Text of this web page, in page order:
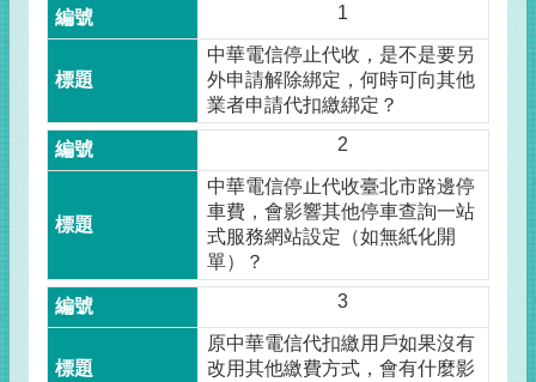
1
中華電信停止代收，是不是要另
外申請解除綁定，何時可向其他
業者申請代扣繳綁定？
2
中華電信停止代收臺北市路邊停
車費，會影響其他停車查詢一站
式服務網站設定（如無紙化開
單）？
3
原中華電信代扣繳用戶如果沒有
改用其他繳費方式，會有什麼影